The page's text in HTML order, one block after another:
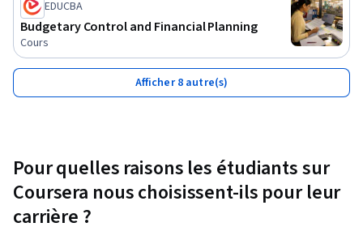
EDUCBA
Budgetary Control and Financial Planning
Cours
Afficher 8 autre(s)
Pour quelles raisons les étudiants sur
Coursera nous choisissent-ils pour leur
carrière ?